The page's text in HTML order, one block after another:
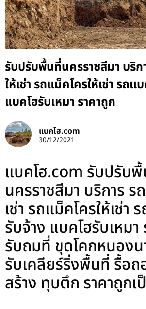
รับปรับพื้นที่นครราชสีมา บริก
ให้เช่า รถแม็คโครให้เช่า รถแ
แบคโฮรับเหมา ราคาถูก
แบคโฮ.com
30/12/2021
แบคโฮ.com รับปรับ
นครราชสีมา บริการ ร
เช่า รถแม็คโครให้เช่า
รับจ้าง แบคโฮรับเหมา
รับถมที่ ขุดโคกหนองน
รับเคลียร์ริ่งพื้นที่ รื้อ
สร้าง ทุบตึก ราคาถูกเ